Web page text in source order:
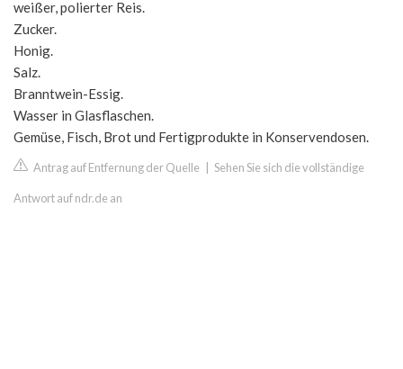
weißer, polierter Reis.
Zucker.
Honig.
Salz.
Branntwein-Essig.
Wasser in Glasflaschen.
Gemüse, Fisch, Brot und Fertigprodukte in Konservendosen.
Antrag auf Entfernung der Quelle Sehen Sie sich die vollständige
Antwort auf ndr.de an